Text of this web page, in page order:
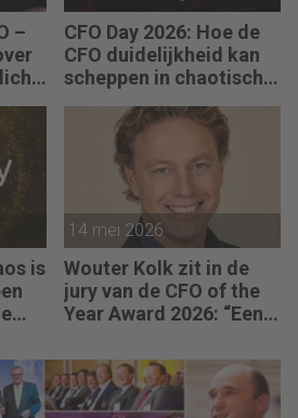
–
CFO Day 2026: Hoe de
CFO duidelijkheid kan
scheppen in chaotische
tijden
is
14 mei 2026
Wouter Kolk zit in de
jury van de CFO of the
Year Award 2026: “Een
zeggen: ‘Dit gaat niet
goed komen, we
moeten ingrijpen.’”